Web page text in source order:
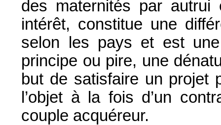
des maternités par
intérêt, constitue une
selon les pays et est
principe ou pire, une
but de satisfaire un projet
l’objet à la fois d’un
couple acquéreur.